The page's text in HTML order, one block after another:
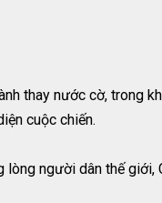
thay nước cờ, trong
cuộc chiến.
người dân thế giới,